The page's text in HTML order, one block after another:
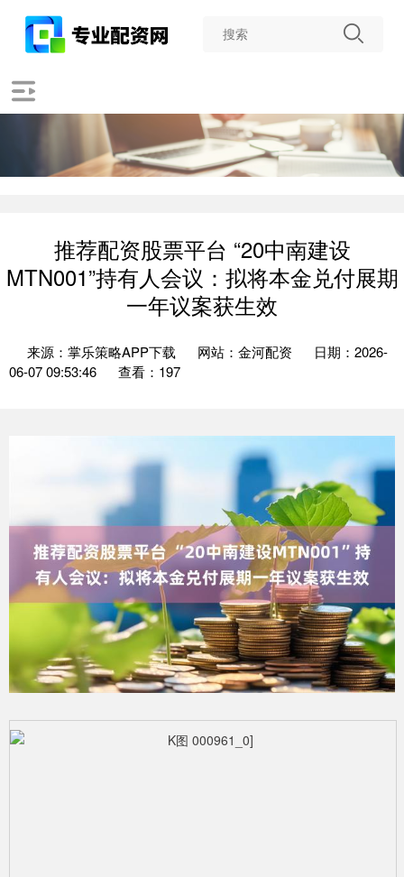
推荐配资股票平台 “20中南建设
MTN001”持有人会议：拟将本金兑付展期
一年议案获生效
来源：掌乐策略APP下载 网站：金河配资
日期：2026-
06-07 09:53:46
查看：197